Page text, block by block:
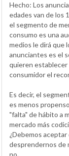
Hecho: Los
edades van de los
el segmento de
consumo es una
medios le dirá que
anunciantes es el
quieren establecer
consumidor el
Es decir, el
es menos
"falta" de hábito a
mercado más
¿Debemos
desprendernos de
no.